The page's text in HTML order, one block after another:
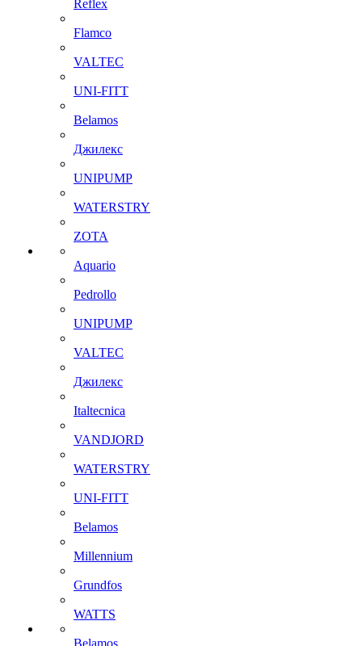
Reflex
Flamco
VALTEC
UNI-FITT
Belamos
Джилекс
UNIPUMP
WATERSTRY
ZOTA
Aquario
Pedrollo
UNIPUMP
VALTEC
Джилекс
Italtecnica
VANDJORD
WATERSTRY
UNI-FITT
Belamos
Millennium
Grundfos
WATTS
Belamos